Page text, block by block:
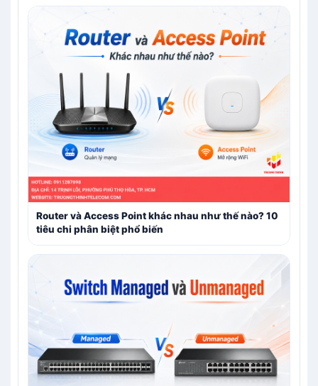
Router và Access Point khác nhau như thế nào? 10
tiêu chi phân biệt phổ biến